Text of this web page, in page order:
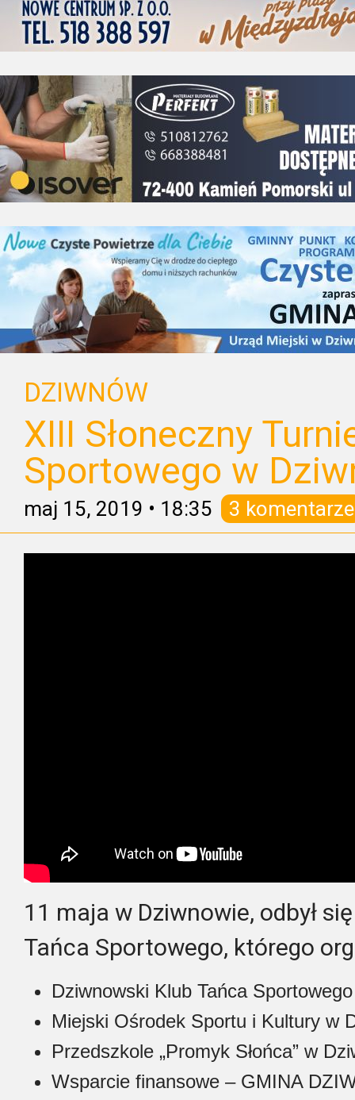
DZIWNÓW
XIII Słoneczny
Sportowego w
maj 15, 2019 • 18:35 3 komentarze
11 maja w Dziwnowie, odbył
Tańca Sportowego, którego
Dziwnowski Klub Tańca
Miejski Ośrodek Sportu i Kultury w
Przedszkole „Promyk Słońca” w
Wsparcie finansowe – GMINA